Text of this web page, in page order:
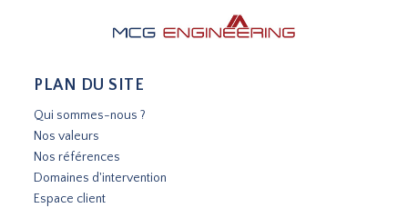
PLAN DU SITE
Qui sommes-nous ?
Nos valeurs
Nos références
Domaines d'intervention
Espace client